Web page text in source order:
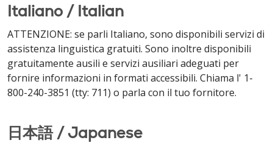
Italiano / Italian
ATTENZIONE: se parli Italiano, sono disponibili servizi di
assistenza linguistica gratuiti. Sono inoltre disponibili
gratuitamente ausili e servizi ausiliari adeguati per
fornire informazioni in formati accessibili. Chiama l' 1-
800-240-3851 (tty: 711) o parla con il tuo fornitore.
日本語 / Japanese